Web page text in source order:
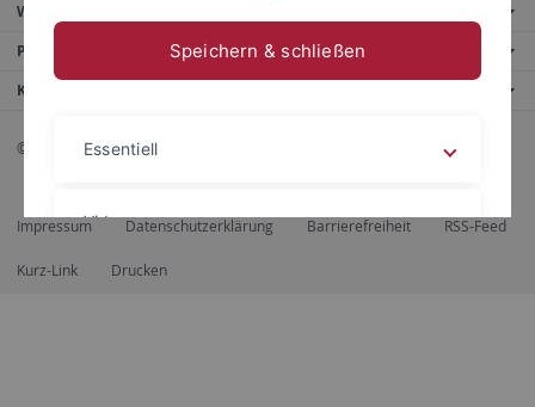
Weitere Angebote
Portale
Kontaktinfo
© 2026 Eberhard Karls Universität Tübingen, Tübingen
Impressum Datenschutzerklärung Barrierefreiheit RSS-Feed
Kurz-Link Drucken
Speichern & schließen
Essentiell
Videos